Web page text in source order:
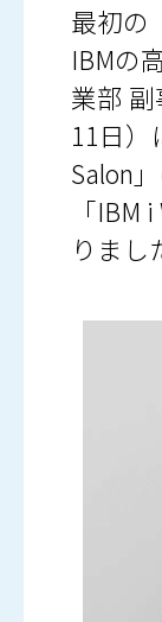
最初の
IBMの
業部
11日）
Salon
「
りまし